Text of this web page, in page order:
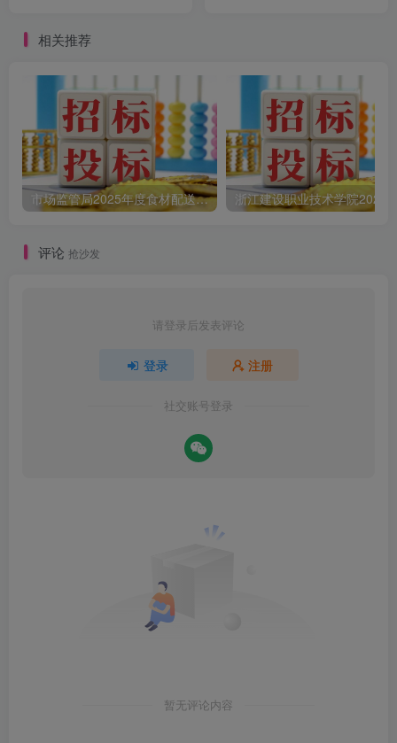
相关推荐
市场监管局2025年度食材配送采购公告
评论 抢沙发
请登录后发表评论
登录 注册
社交账号登录
暂无评论内容